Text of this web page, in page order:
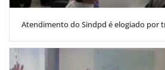
Atendimento do Sindpd é elogiado por